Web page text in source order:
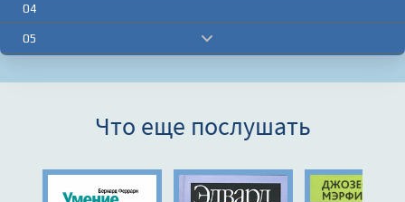
04
05
Что еще послушать